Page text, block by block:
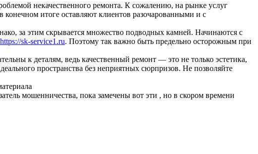
некачественного ремонта. К сожалению, на рынке услуг
конечном итоге оставляют клиентов разочарованными и с
за этим скрывается множество подводных камней. Начинаются с
sk-service1.ru. Поэтому так важно быть предельно осторожным при
к деталям, ведь качественный ремонт — это не только эстетика,
пространства без неприятных сюрпризов. Не позволяйте
мошенничества, пока замечены вот эти , но в скором времени